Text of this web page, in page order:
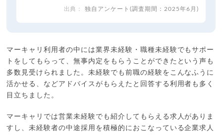
独自アンケート(調査期間：2025年6月)
マーキャリ利用者の中には業界未経験・職種未経験でもサポー
トをしてもらって、無事内定をもらうことができたという声も
多数見受けられました。未経験でも前職の経験をこんなふうに
活かせる、などアドバイスがもらえたと回答する利用者も多く
目立ちました。
マーキャリでは営業未経験でも紹介してもらえる求人がありま
すし、未経験者の中途採用を積極的におこなっている企業求人